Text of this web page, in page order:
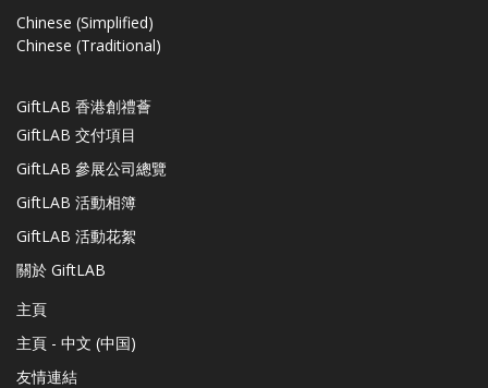
Chinese (Simplified)
Chinese (Traditional)
GiftLAB 香港創禮薈
GiftLAB 交付項目
GiftLAB 參展公司總覽
GiftLAB 活動相簿
GiftLAB 活動花絮
關於 GiftLAB
主頁
主頁 - 中文 (中国)
友情連結